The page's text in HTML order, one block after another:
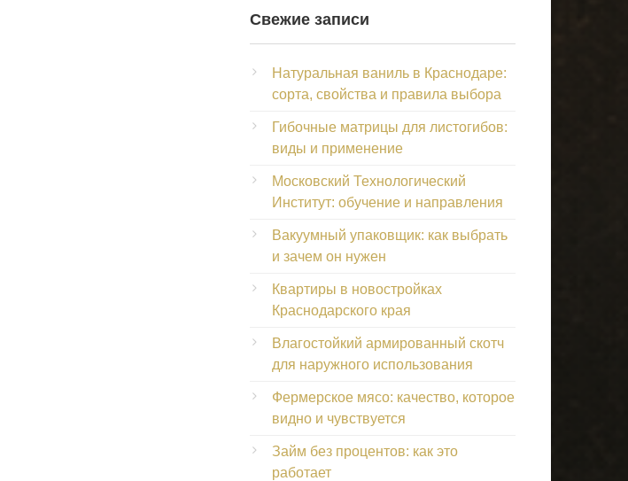
Свежие записи
Натуральная ваниль в Краснодаре:
сорта, свойства и правила выбора
Гибочные матрицы для листогибов:
виды и применение
Московский Технологический
Институт: обучение и направления
Вакуумный упаковщик: как выбрать
и зачем он нужен
Квартиры в новостройках
Краснодарского края
Влагостойкий армированный скотч
для наружного использования
Фермерское мясо: качество, которое
видно и чувствуется
Займ без процентов: как это
работает